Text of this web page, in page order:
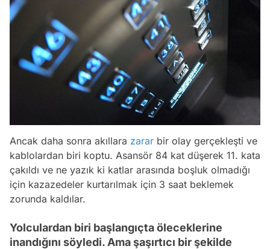
Ancak daha sonra akıllara zarar bir olay gerçekleşti ve
kablolardan biri koptu. Asansör 84 kat düşerek 11. kata
çakıldı ve ne yazık ki katlar arasında boşluk olmadığı
için kazazedeler kurtarılmak için 3 saat beklemek
zorunda kaldılar.
Yolculardan biri başlangıçta öleceklerine
inandığını söyledi. Ama şaşırtıcı bir şekilde